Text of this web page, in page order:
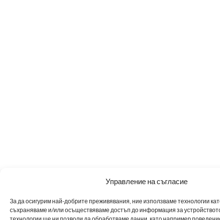
Управление на съгласие
За да осигурим най-добрите преживявания, ние използваме технологии
съхраняваме и/или осъществяваме достъп до информация за